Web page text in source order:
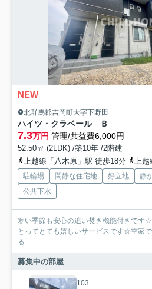
NEW
北群馬郡吉岡町大字下野田
ハイツ・クラベール Ｂ
7.3万円 管理/共益費6,000円
52.50㎡ (2LDK) /築10年 /2階建
上越線「八木原」駅 徒歩18分
上越
駐輪場 閑静な住宅地 好立地 静
公共下水
寒い季節も安心の追い焚き機能付きです
とってとても嬉しいサービスです☆空家
る
募集中の部屋
103